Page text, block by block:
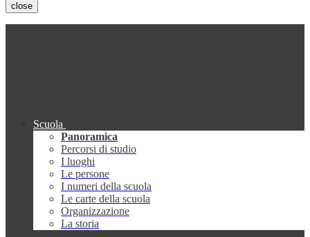
close
Scuola
Panoramica
Percorsi di studio
I luoghi
Le persone
I numeri della scuola
Le carte della scuola
Organizzazione
La storia